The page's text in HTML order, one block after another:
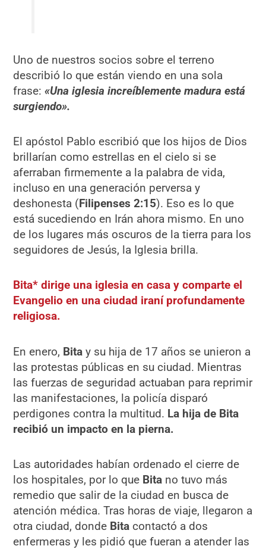
Uno de nuestros socios sobre el terreno
describió lo que están viendo en una sola
frase:«Una iglesia increíblemente madura está
surgiendo».
El apóstol Pablo escribió que los hijos de Dios
brillarían como estrellas en el cielo si se
aferraban firmemente a la palabra de vida,
incluso en una generación perversa y
deshonesta (Filipenses 2:15). Eso es lo que
está sucediendo en Irán ahora mismo. En uno
de los lugares más oscuros de la tierra para los
seguidores de Jesús, la Iglesia brilla.
Bita* dirige una iglesia en casa y comparte el
Evangelio en una ciudad iraní profundamente
religiosa.
En enero, Bita y su hija de 17 años se unieron a
las protestas públicas en su ciudad. Mientras
las fuerzas de seguridad actuaban para reprimir
las manifestaciones, la policía disparó
perdigones contra la multitud. La hija de Bita
recibió un impacto en la pierna.
Las autoridades habían ordenado el cierre de
los hospitales, por lo que Bita no tuvo más
remedio que salir de la ciudad en busca de
atención médica. Tras horas de viaje, llegaron a
otra ciudad, donde Bita contactó a dos
enfermeras y les pidió que fueran a atender las